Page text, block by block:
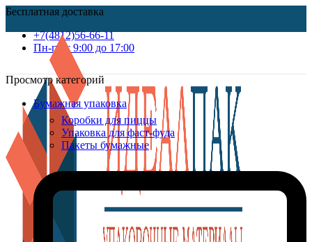
Бесплатная доставка
+7(4812)56-66-11
Пн-пт c 9:00 до 17:00
Просмотр категорий
Бумажная упаковка
Коробки для пиццы
Упаковка для фаст-фуда
Пакеты бумажные